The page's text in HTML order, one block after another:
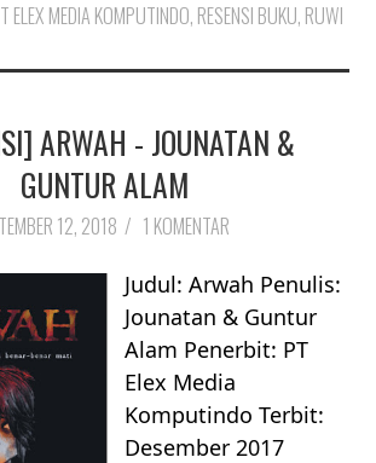
ELEX MEDIA KOMPUTINDO, RESENSI BUKU, RUWI
ARWAH - JOUNATAN &
GUNTUR ALAM
12, 2018 / 1 KOMENTAR
Judul: Arwah Penulis:
Jounatan & Guntur
Alam Penerbit: PT
Elex Media
Komputindo Terbit:
Desember 2017